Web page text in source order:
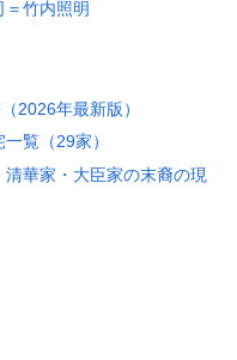
＝竹内照明
2026年最新版）
覧（29家）
清華家・大臣家の末裔の現